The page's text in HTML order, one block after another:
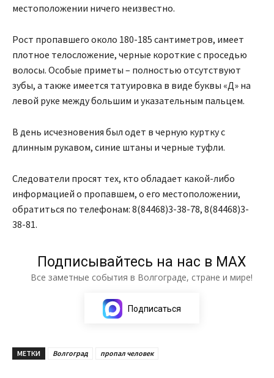
местоположении ничего неизвестно.
Рост пропавшего около 180-185 сантиметров, имеет
плотное телосложение, черные короткие с проседью
волосы. Особые приметы – полностью отсутствуют
зубы, а также имеется татуировка в виде буквы «Д» на
левой руке между большим и указательным пальцем.
В день исчезновения был одет в черную куртку с
длинным рукавом, синие штаны и черные туфли.
Следователи просят тех, кто обладает какой-либо
информацией о пропавшем, о его местоположении,
обратиться по телефонам: 8(84468)3-38-78, 8(84468)3-
38-81.
Подписывайтесь на нас в МАХ
Все заметные события в Волгограде, стране и мире!
Подписаться
МЕТКИ Волгоград пропал человек